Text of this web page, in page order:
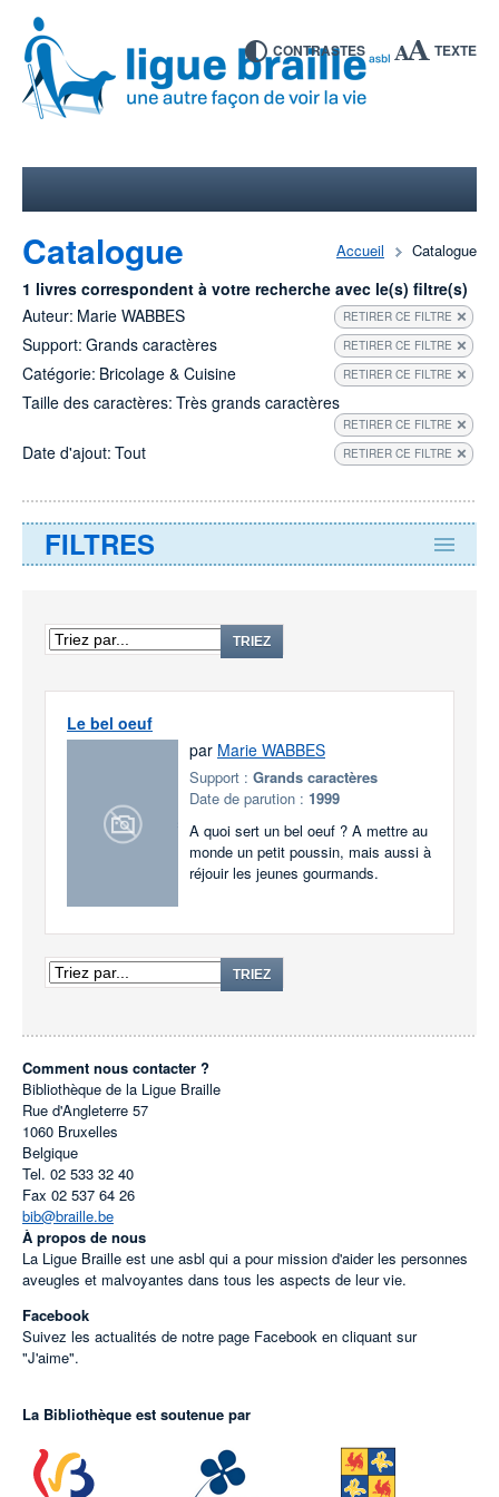
CONTRASTES TEXTE
Accueil Catalogue
Catalogue
1 livres correspondent à votre recherche avec le(s) filtre(s)
Auteur: Marie WABBES RETIRER CE FILTRE
Support: Grands caractères RETIRER CE FILTRE
Catégorie: Bricolage & Cuisine RETIRER CE FILTRE
Taille des caractères: Très grands caractères
RETIRER CE FILTRE
Date d'ajout: Tout RETIRER CE FILTRE
FILTRES
TRIEZ
Le bel oeuf
par Marie WABBES
Support : Grands caractères
Date de parution : 1999
A quoi sert un bel oeuf ? A mettre au
monde un petit poussin, mais aussi à
réjouir les jeunes gourmands.
TRIEZ
Comment nous contacter ?
Bibliothèque de la Ligue Braille
Rue d'Angleterre 57
1060 Bruxelles
Belgique
Tel. 02 533 32 40
Fax 02 537 64 26
bib@braille.be
À propos de nous
La Ligue Braille est une asbl qui a pour mission d'aider les personnes
aveugles et malvoyantes dans tous les aspects de leur vie.
Facebook
Suivez les actualités de notre page Facebook en cliquant sur
"J'aime".
La Bibliothèque est soutenue par